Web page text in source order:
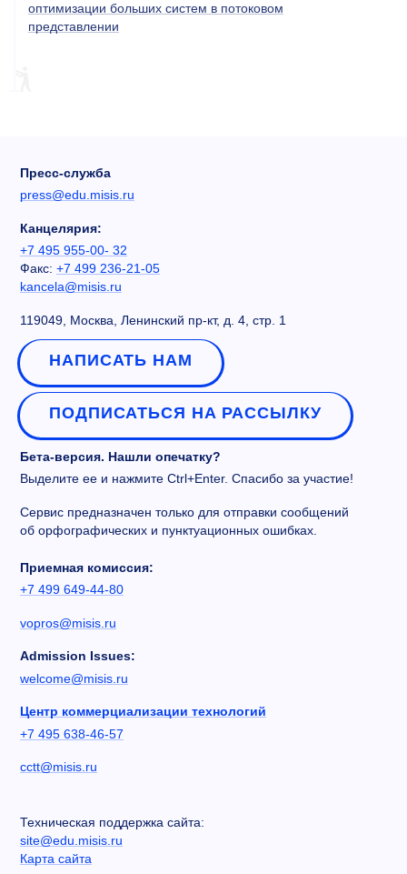
оптимизации больших систем в потоковом
представлении
Пресс-служба
press@edu.misis.ru
Канцелярия:
+7 495 955-00- 32
Факс: +7 499 236-21-05
kancela@misis.ru
119049, Москва, Ленинский пр-кт, д. 4, стр. 1
НАПИСАТЬ НАМ
ПОДПИСАТЬСЯ НА РАССЫЛКУ
Бета-версия. Нашли опечатку?
Выделите ее и нажмите Ctrl+Enter. Спасибо за участие!
Сервис предназначен только для отправки сообщений
об орфографических и пунктуационных ошибках.
Приемная комиссия:
+7 499 649-44-80
vopros@misis.ru
Admission Issues:
welcome@misis.ru
Центр коммерциализации технологий
+7 495 638-46-57
cctt@misis.ru
Техническая поддержка сайта:
site@edu.misis.ru
Карта сайта